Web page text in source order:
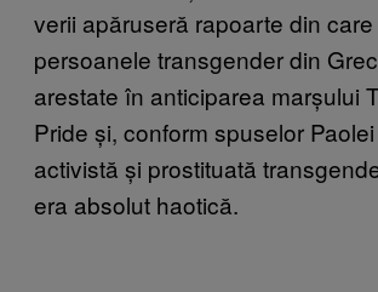
verii apăruseră rapoarte din
persoanele transgender din
arestate în anticiparea marșului
Pride și, conform spuselor
activistă și prostituată
era absolut haotică.